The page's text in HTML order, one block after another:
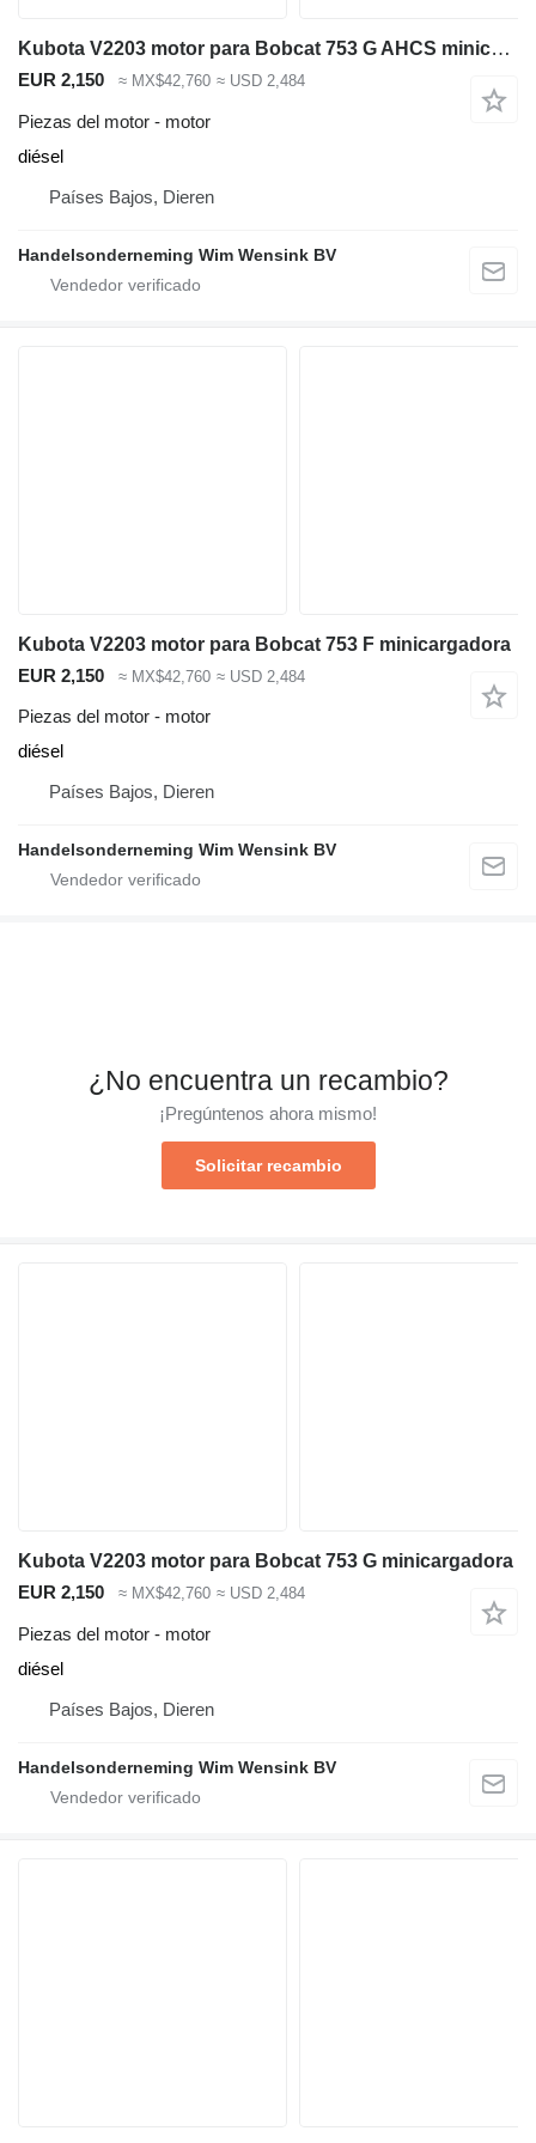
Kubota V2203 motor para Bobcat 753 G AHCS minicargadora
EUR 2,150 ≈ MX$42,760 ≈ USD 2,484
Piezas del motor - motor
diésel
Países Bajos, Dieren
Handelsonderneming Wim Wensink BV
Kubota V2203 motor para Bobcat 753 F minicargadora
EUR 2,150
≈ MX$42,760 ≈ USD 2,484
Piezas del motor - motor
diésel
Países Bajos, Dieren
Handelsonderneming Wim Wensink BV
¿No encuentra un recambio?
¡Pregúntenos ahora mismo!
Solicitar recambio
Kubota V2203 motor para Bobcat 753 G minicargadora
EUR 2,150
≈ MX$42,760 ≈ USD 2,484
Piezas del motor - motor
diésel
Países Bajos, Dieren
Handelsonderneming Wim Wensink BV